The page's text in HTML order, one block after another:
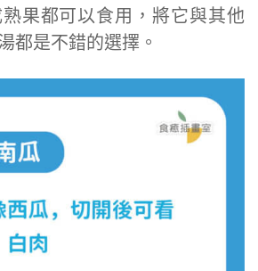
果都可以食用，將它與其他
都是不錯的選擇。